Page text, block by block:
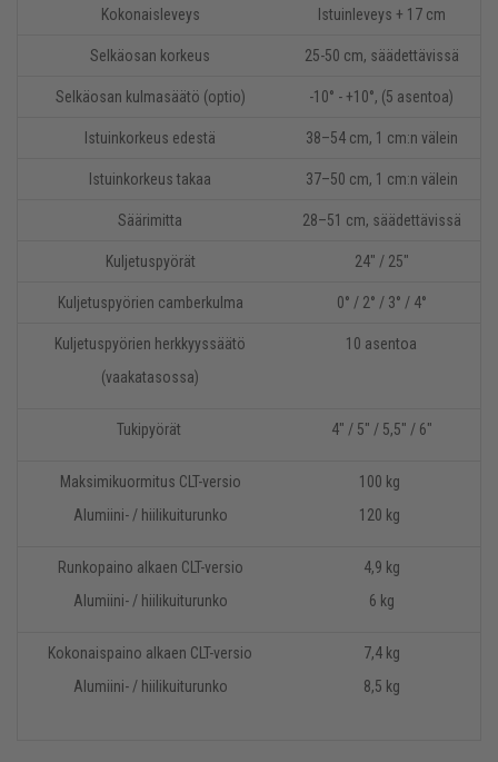
Kokonaisleveys Istuinleveys + 17 cm
Selkäosan korkeus 25-50 cm, säädettävissä
Selkäosan kulmasäätö (optio) -10° - +10°, (5 asentoa)
Istuinkorkeus edestä 38–54 cm, 1 cm:n välein
Istuinkorkeus takaa 37–50 cm, 1 cm:n välein
Säärimitta 28–51 cm, säädettävissä
Kuljetuspyörät 24" / 25"
Kuljetuspyörien camberkulma 0° / 2° / 3° / 4°
Kuljetuspyörien herkkyyssäätö
(vaakatasossa)
10 asentoa
Tukipyörät 4" / 5" / 5,5" / 6"
Maksimikuormitus CLT-versio
Alumiini- / hiilikuiturunko
100 kg
120 kg
Runkopaino alkaen CLT-versio
Alumiini- / hiilikuiturunko
4,9 kg
6 kg
Kokonaispaino alkaen CLT-versio
Alumiini- / hiilikuiturunko
7,4 kg
8,5 kg